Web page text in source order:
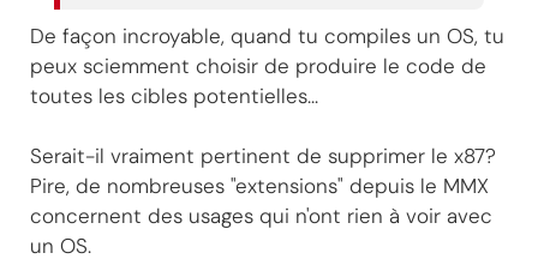
De façon incroyable, quand tu compiles un OS, tu
peux sciemment choisir de produire le code de
toutes les cibles potentielles...
Serait-il vraiment pertinent de supprimer le x87?
Pire, de nombreuses "extensions" depuis le MMX
concernent des usages qui n'ont rien à voir avec
un OS.